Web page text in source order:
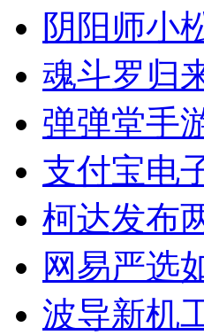
阴阳师小
魂斗罗归
弹弹堂手
支付宝电
柯达发布
网易严选
波导新机